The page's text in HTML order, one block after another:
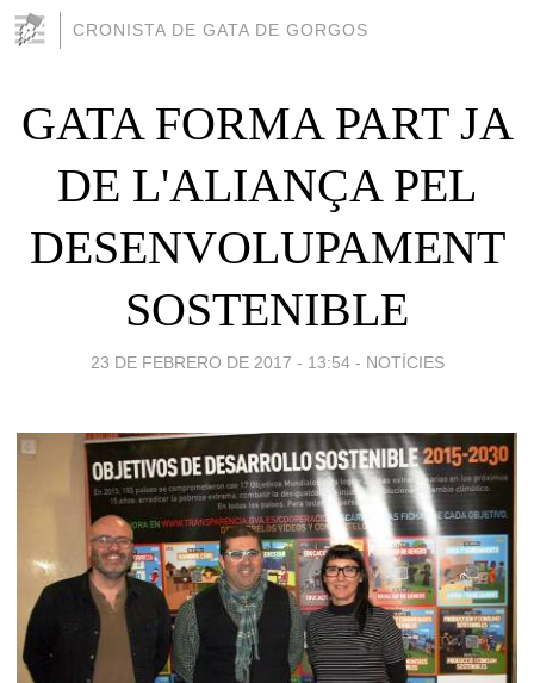
CRONISTA DE GATA DE GORGOS
GATA FORMA PART JA
DE L'ALIANÇA PEL
DESENVOLUPAMENT
SOSTENIBLE
23 DE FEBRERO DE 2017 - 13:54 - NOTÍCIES